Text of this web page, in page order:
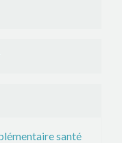
santé